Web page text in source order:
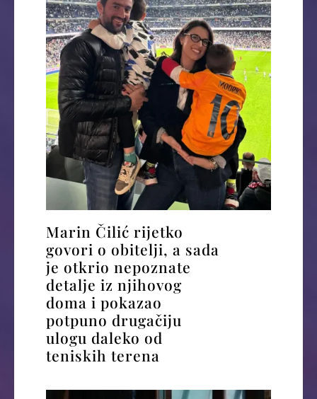
Marin Čilić rijetko
govori o obitelji, a sada
je otkrio nepoznate
detalje iz njihovog
doma i pokazao
potpuno drugačiju
ulogu daleko od
teniskih terena